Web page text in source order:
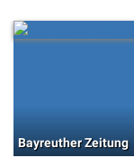
Bayreuther Zeitung